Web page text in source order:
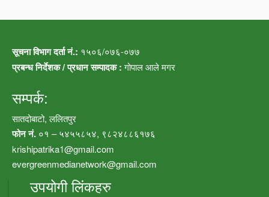
सूचना विभाग दर्ता नं.: १५०६/०७६-०७७
प्रबन्ध निर्देशक / प्रधान सम्पादक :गोपाल आले मगर
सम्पर्क:
सातदोबाटो, ललितपुर
फोन नं. ०१ – ५४५५८५४, ९८२४८८६१७६
krishipatrika1@gmail.com
evergreenmedianetwork@gmail.com
उपयोगी लिंकहरु